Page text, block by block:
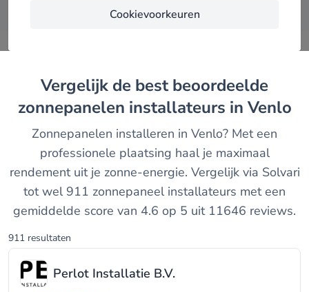
Cookievoorkeuren
Vergelijk de best beoordeelde
zonnepanelen installateurs in Venlo
Zonnepanelen installeren in Venlo? Met een
professionele plaatsing haal je maximaal
rendement uit je zonne-energie. Vergelijk via Solvari
tot wel 911 zonnepaneel installateurs met een
gemiddelde score van 4.6 op 5 uit 11646 reviews.
911 resultaten
Perlot Installatie B.V.